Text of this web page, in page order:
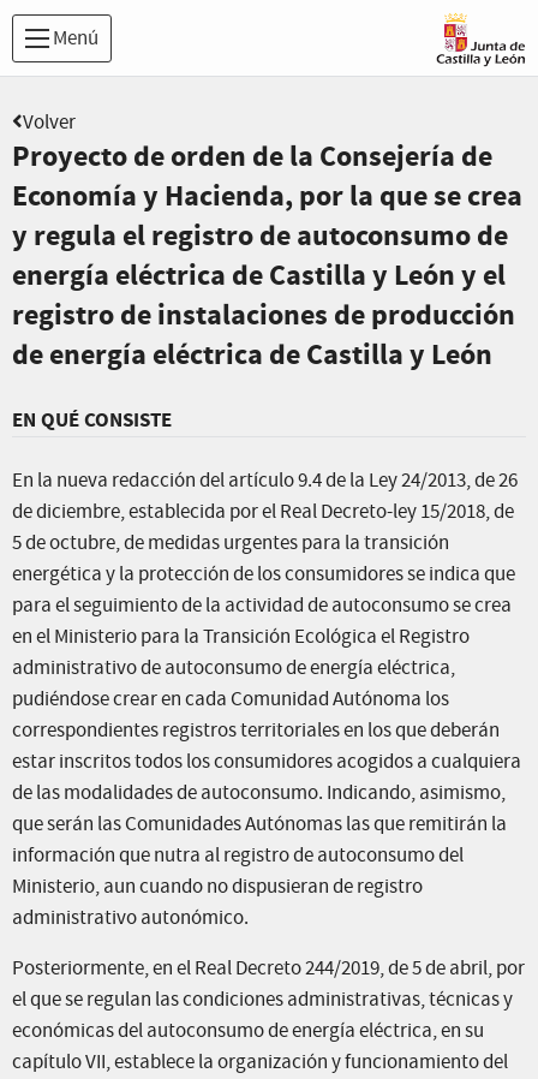
Menú
Volver
Proyecto de orden de la Consejería de
Economía y Hacienda, por la que se crea
y regula el registro de autoconsumo de
energía eléctrica de Castilla y León y el
registro de instalaciones de producción
de energía eléctrica de Castilla y León
EN QUÉ CONSISTE
En la nueva redacción del artículo 9.4 de la Ley 24/2013, de 26
de diciembre, establecida por el Real Decreto-ley 15/2018, de
5 de octubre, de medidas urgentes para la transición
energética y la protección de los consumidores se indica que
para el seguimiento de la actividad de autoconsumo se crea
en el Ministerio para la Transición Ecológica el Registro
administrativo de autoconsumo de energía eléctrica,
pudiéndose crear en cada Comunidad Autónoma los
correspondientes registros territoriales en los que deberán
estar inscritos todos los consumidores acogidos a cualquiera
de las modalidades de autoconsumo. Indicando, asimismo,
que serán las Comunidades Autónomas las que remitirán la
información que nutra al registro de autoconsumo del
Ministerio, aun cuando no dispusieran de registro
administrativo autonómico.
Posteriormente, en el Real Decreto 244/2019, de 5 de abril, por
el que se regulan las condiciones administrativas, técnicas y
económicas del autoconsumo de energía eléctrica, en su
capítulo VII, establece la organización y funcionamiento del